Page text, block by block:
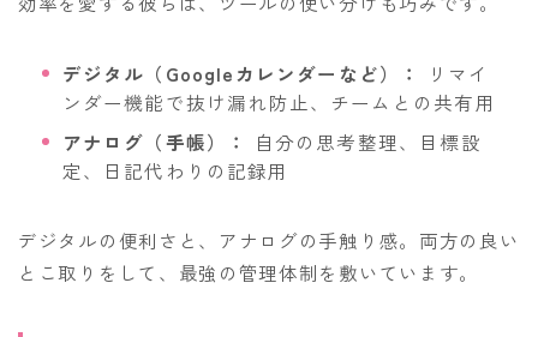
デジタル（Googleカレンダーなど）：
リマイ
ンダー機能で抜け漏れ防止、チームとの共有用
アナログ（手帳）：
自分の思考整理、目標設
定、日記代わりの記録用
デジタルの便利さと、アナログの手触り感。両方の良い
とこ取りをして、最強の管理体制を敷いています。